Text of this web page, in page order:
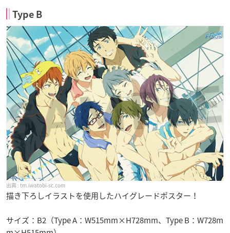
Type B
tm.iwatobi-sc.com
描き下ろしイラストを使用したハイグレードポスター！
サイズ：B2（Type A：W515mm×H728mm、Type B：W728m